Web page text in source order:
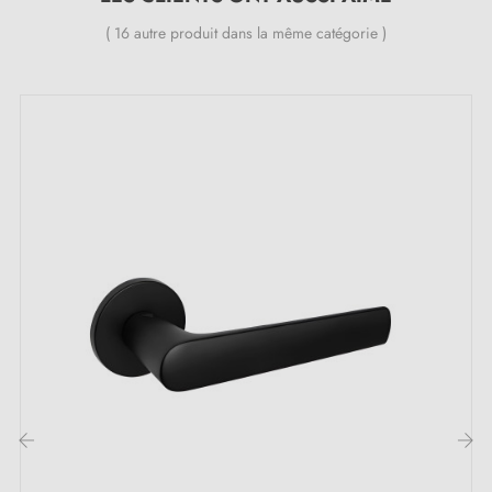
rosaces disponibles sont à clé I, clé L ou
condamnation. Nous évoquons les différents types de
rosaces dans cetarticle .
( 16 autre produit dans la même catégorie )